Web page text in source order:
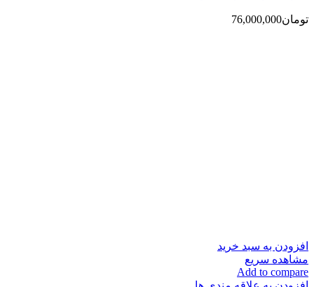
تومان76,000,000
افزودن به سبد خرید
مشاهده سریع
Add to compare